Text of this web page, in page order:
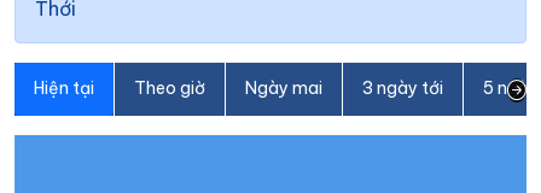
Thới
Hiện tại Theo giờ Ngày mai 3 ngày tới 5